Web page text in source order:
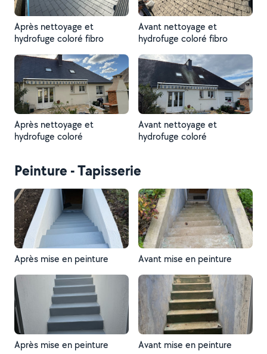
Après nettoyage et
hydrofuge coloré fibro
Avant nettoyage et
hydrofuge coloré fibro
Après nettoyage et
hydrofuge coloré
Avant nettoyage et
hydrofuge coloré
Peinture - Tapisserie
Après mise en peinture Avant mise en peinture
Après mise en peinture Avant mise en peinture